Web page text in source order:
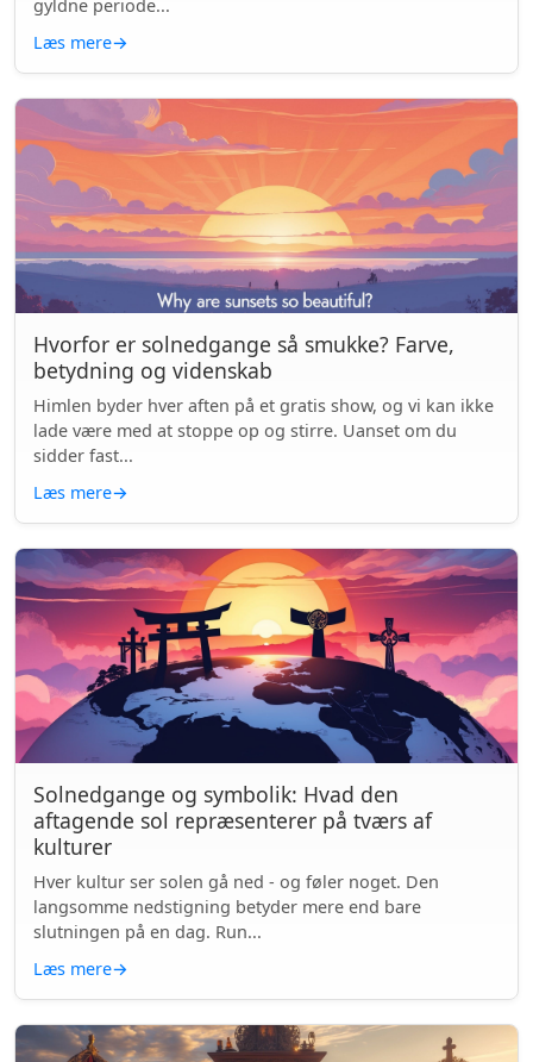
gyldne periode...
Læs mere→
Hvorfor er solnedgange så smukke? Farve,
betydning og videnskab
Himlen byder hver aften på et gratis show, og vi kan ikke
lade være med at stoppe op og stirre. Uanset om du
sidder fast...
Læs mere→
Solnedgange og symbolik: Hvad den
aftagende sol repræsenterer på tværs af
kulturer
Hver kultur ser solen gå ned - og føler noget. Den
langsomme nedstigning betyder mere end bare
slutningen på en dag. Run...
Læs mere→